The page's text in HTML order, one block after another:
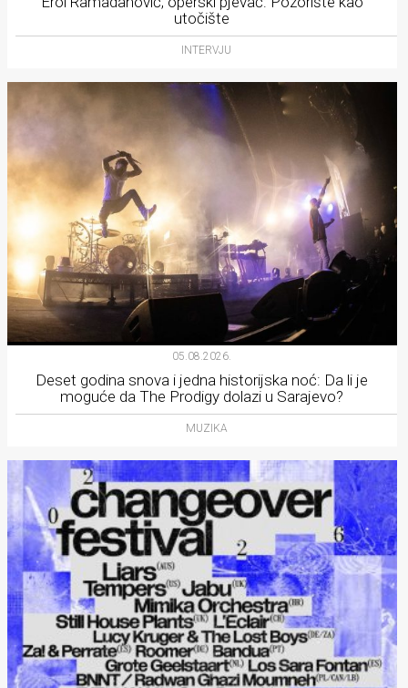
utočište
INTERVJU
05.08.2026.
Deset godina snova i jedna historijska noć: Da li je
moguće da The Prodigy dolazi u Sarajevo?
MUZIKA